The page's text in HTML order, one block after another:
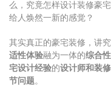
么，究竟怎样设计装修豪
给人焕然一新的感觉？
其实真正的豪宅装修，讲
适性体验融为一体的综合
宅设计经验的设计师和装
节问题。